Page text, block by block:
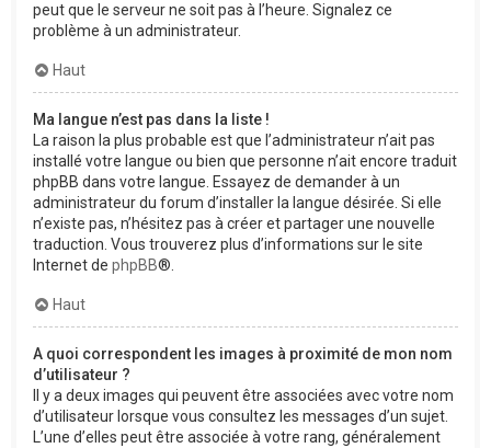
peut que le serveur ne soit pas à l’heure. Signalez ce
problème à un administrateur.
Haut
Ma langue n’est pas dans la liste !
La raison la plus probable est que l’administrateur n’ait pas
installé votre langue ou bien que personne n’ait encore traduit
phpBB dans votre langue. Essayez de demander à un
administrateur du forum d’installer la langue désirée. Si elle
n’existe pas, n’hésitez pas à créer et partager une nouvelle
traduction. Vous trouverez plus d’informations sur le site
Internet de phpBB®.
Haut
A quoi correspondent les images à proximité de mon nom
d’utilisateur ?
Il y a deux images qui peuvent être associées avec votre nom
d’utilisateur lorsque vous consultez les messages d’un sujet.
L’une d’elles peut être associée à votre rang, généralement